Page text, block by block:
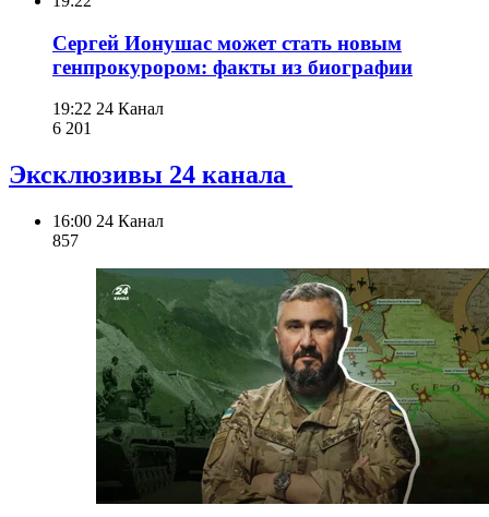
Сергей Ионушас может стать новым
генпрокурором: факты из биографии
19:22 24 Канал
6 201
Эксклюзивы 24 канала
16:00 24 Канал
857